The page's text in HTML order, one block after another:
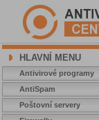
HLAVNÍ MENU
Antivirové programy
AntiSpam
Poštovní servery